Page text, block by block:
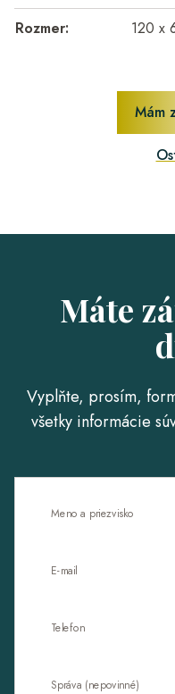
Rozmer:
120 x
Mám
Máte
Vyplňte, prosím,
všetky informácie
Meno a priezvisko
E-mail
Telefon
Správa (nepovinné)